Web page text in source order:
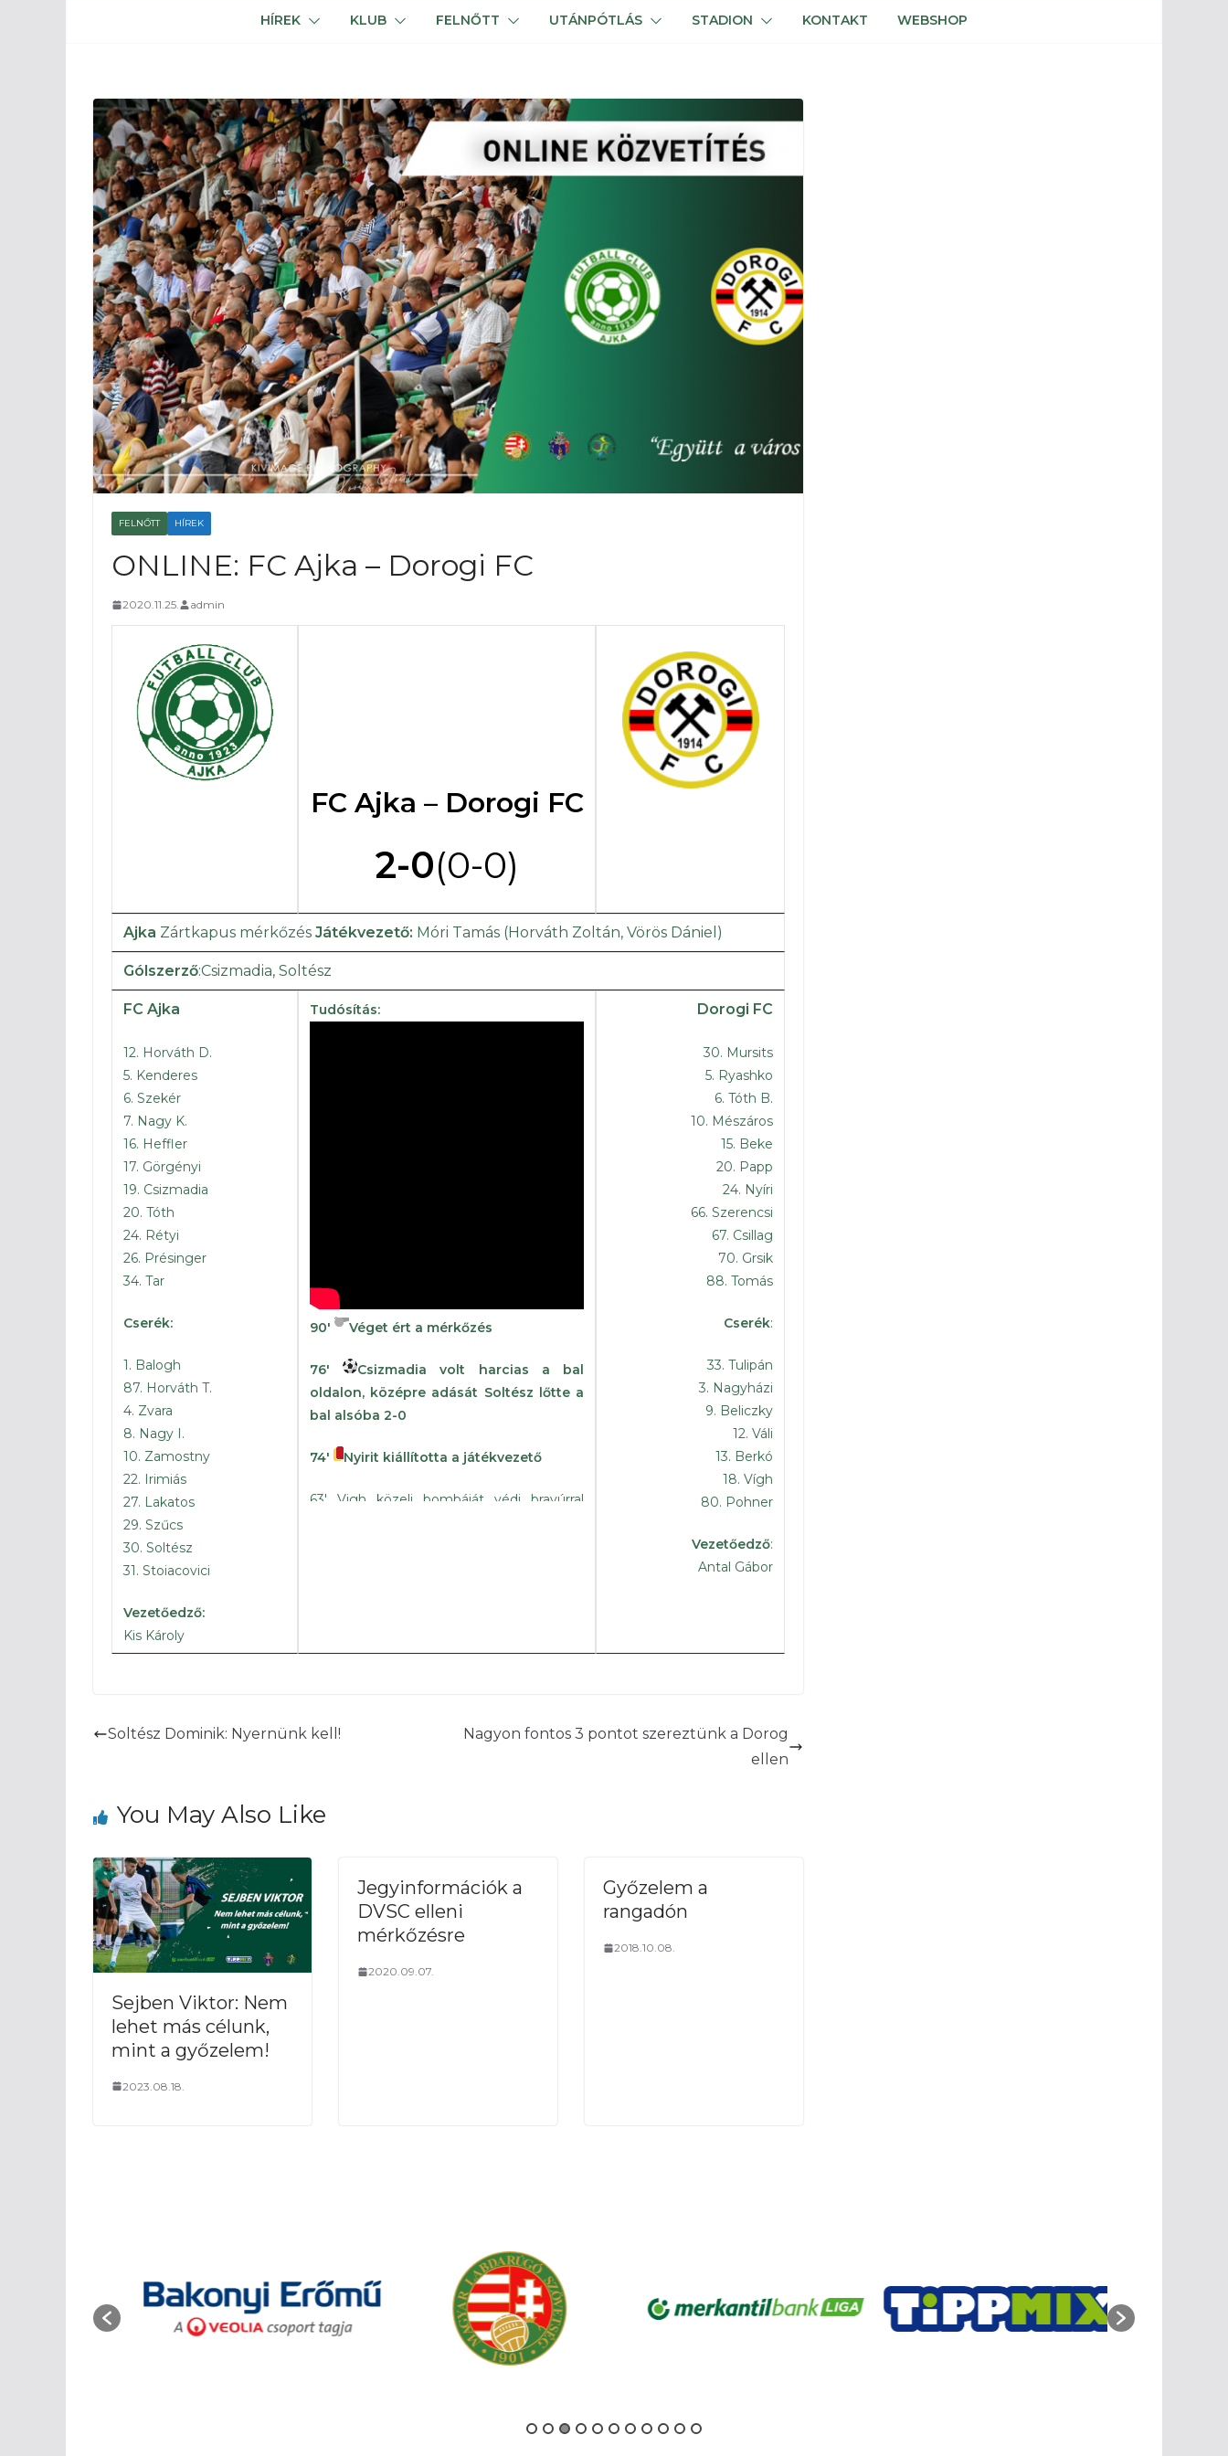
HÍREK KLUB FELNŐTT UTÁNPÓTLÁS STADION KONTAKT WEBSHOP
FELNŐTT HÍREK
ONLINE: FC Ajka – Dorogi FC
2020.11.25. admin
FC Ajka – Dorogi FC
2-0(0-0)
Ajka Zártkapus mérkőzés Játékvezető: Móri Tamás (Horváth Zoltán, Vörös Dániel)
Gólszerző:Csizmadia, Soltész
FC Ajka
12. Horváth D.
5. Kenderes
6. Szekér
7. Nagy K.
16. Heffler
17. Görgényi
19. Csizmadia
20. Tóth
24. Rétyi
26. Présinger
34. Tar
Cserék:
1. Balogh
87. Horváth T.
4. Zvara
8. Nagy I.
10. Zamostny
22. Irimiás
27. Lakatos
29. Szűcs
30. Soltész
31. Stoiacovici
Vezetőedző:
Kis Károly
Tudósítás:
90′ Véget ért a mérkőzés
76′
Csizmadia volt harcias a bal
oldalon, középre adását Soltész lőtte a
bal alsóba 2-0
74′ Nyirit kiállította a játékvezető
63′ Vigh közeli bombáját védi bravúrral
46′ Elkezdőzött a második félidő
45′ Nagy helyzettel fejeztük be az első
helyzetben Rétyi lövése a kapufán
másodszor találjuk el a mérkőzésen a
kapufát.
– 15′ A csapatok lassan befejezik a
bemelegítést
– 30′ A mieink tiszta fehérben, míg a
vendégek piros-feketében lépnek ma
Dorogi FC
30. Mursits
5. Ryashko
6. Tóth B.
10. Mészáros
15. Beke
20. Papp
24. Nyíri
66. Szerencsi
67. Csillag
70. Grsik
88. Tomás
Cserék:
33. Tulipán
3. Nagyházi
9. Beliczky
12. Váli
13. Berkó
18. Vígh
80. Pohner
Vezetőedző:
Antal Gábor
Soltész Dominik: Nyernünk kell!
Nagyon fontos 3 pontot szereztünk a Dorog
ellen
You May Also Like
Sejben Viktor: Nem
lehet más célunk,
mint a győzelem!
2023.08.18.
Jegyinformációk a
DVSC elleni
mérkőzésre
2020.09.07.
Győzelem a
rangadón
2018.10.08.